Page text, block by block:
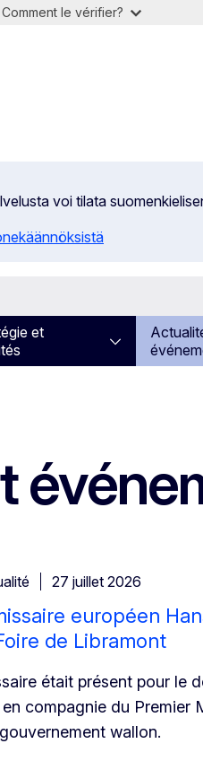
Comment le vérifier?
voi tilata
et
27 juillet 2026
européen
de Libramont
était présent pour le
en compagnie du
wallon.